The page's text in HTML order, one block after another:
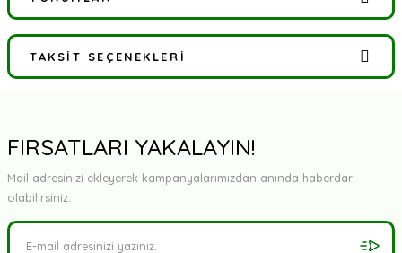
Bu ürüne ilk yorumu siz yapın!
TAKSIT SEÇENEKLERI
FIRSATLARI YAKALAYIN!
Mail adresinizi ekleyerek kampanyalarımızdan anında haberdar
olabilirsiniz.